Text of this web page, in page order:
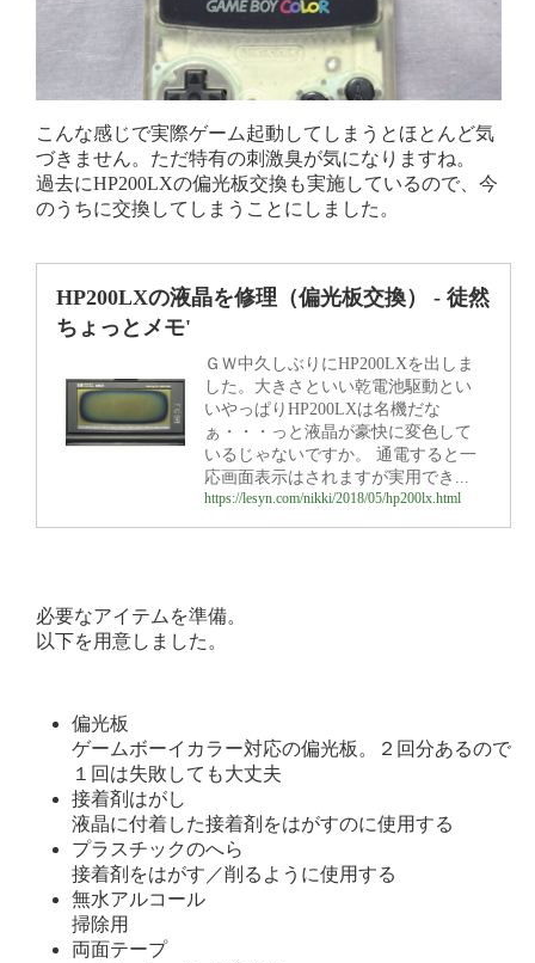
こんな感じで実際ゲーム起動してしまうとほとんど気
づきません。ただ特有の刺激臭が気になりますね。
過去にHP200LXの偏光板交換も実施しているので、今
のうちに交換してしまうことにしました。
HP200LXの液晶を修理（偏光板交換） - 徒然
ちょっとメモ'
ＧＷ中久しぶりにHP200LXを出しま
した。大きさといい乾電池駆動とい
いやっぱりHP200LXは名機だな
ぁ・・・っと液晶が豪快に変色して
いるじゃないですか。 通電すると一
応画面表示はされますが実用でき...
https://lesyn.com/nikki/2018/05/hp200lx.html
必要なアイテムを準備。
以下を用意しました。
偏光板
ゲームボーイカラー対応の偏光板。２回分あるので
１回は失敗しても大丈夫
接着剤はがし
液晶に付着した接着剤をはがすのに使用する
プラスチックのへら
接着剤をはがす／削るように使用する
無水アルコール
掃除用
両面テープ